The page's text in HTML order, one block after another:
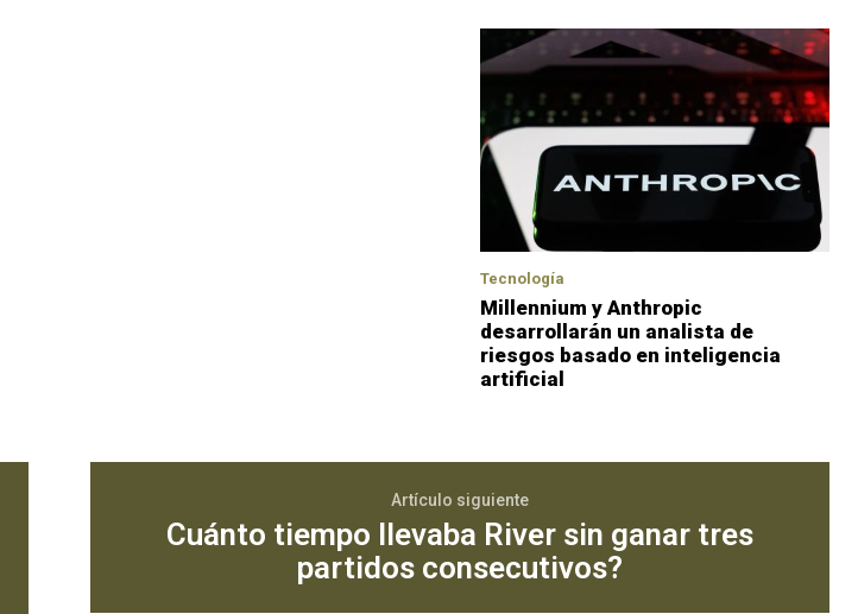
Tecnología
Millennium y Anthropic
desarrollarán un analista de
riesgos basado en inteligencia
artificial
Artículo siguiente
Cuánto tiempo llevaba River sin ganar tres
partidos consecutivos?